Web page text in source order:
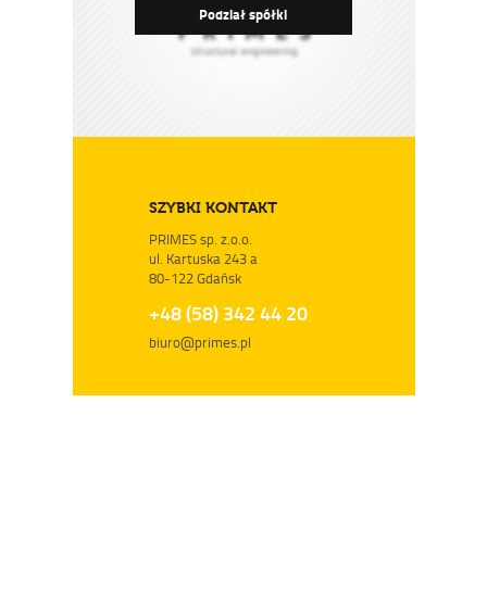
Podział spółki
SZYBKI KONTAKT
PRIMES sp. z.o.o.
ul. Kartuska 243 a
80-122 Gdańsk
+48 (58) 342 44 20
biuro@primes.pl